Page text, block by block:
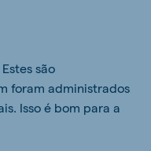
são
foram administrados
Isso é bom para a